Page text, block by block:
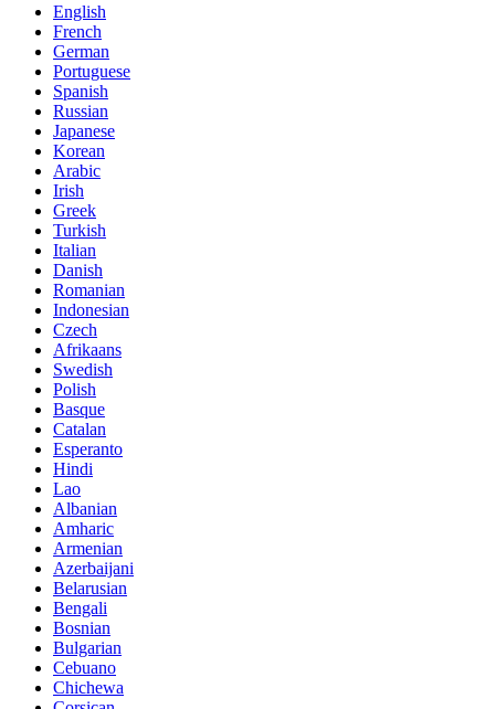
English
French
German
Portuguese
Spanish
Russian
Japanese
Korean
Arabic
Irish
Greek
Turkish
Italian
Danish
Romanian
Indonesian
Czech
Afrikaans
Swedish
Polish
Basque
Catalan
Esperanto
Hindi
Lao
Albanian
Amharic
Armenian
Azerbaijani
Belarusian
Bengali
Bosnian
Bulgarian
Cebuano
Chichewa